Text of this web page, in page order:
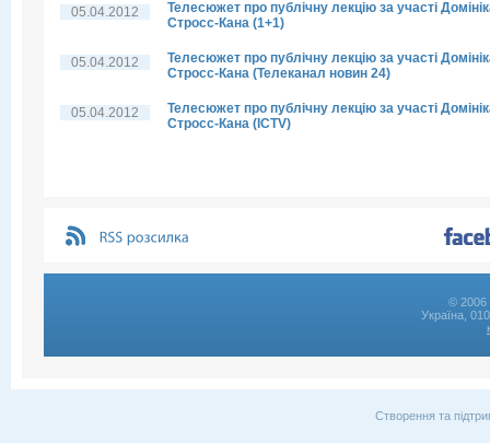
05.04.2012
Телесюжет про публічну лекцію за участі
Стросс-Кана (1+1)
05.04.2012
Телесюжет про публічну лекцію за участі
Стросс-Кана (Телеканал новин 24)
05.04.2012
Телесюжет про публічну лекцію за участі
Стросс-Кана (ICTV)
© 2006
Україна,
Створення та